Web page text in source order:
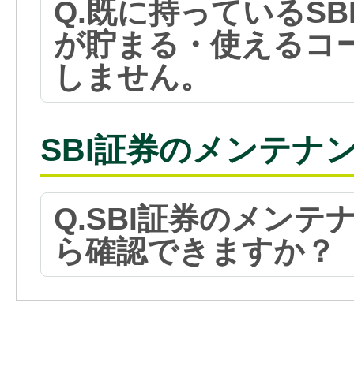
Q.既に持っている
が貯まる・使えるコ
しません。
SBI証券のメンテナ
Q.SBI証券のメンテ
ら確認できますか？